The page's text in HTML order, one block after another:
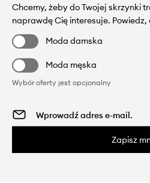
Chcemy, żeby do Twojej skrzynki
naprawdę Cię interesuje. Powiedz,
Moda damska
Moda męska
Wybór oferty jest opcjonalny
Zapisz